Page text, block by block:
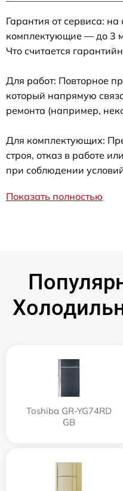
Гарантия от сервиса:
комплектующие — до 3
Что считается
Для работ: Повторное
который напрямую
ремонта (например,
Для комплектующих:
строя, отказ в работе
при соблюдении
Показать полностью
Toshiba GR-YG74RD
GB